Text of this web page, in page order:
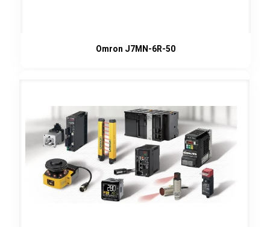
Omron J7MN-6R-50